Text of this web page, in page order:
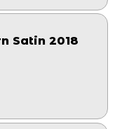
Satin 2018